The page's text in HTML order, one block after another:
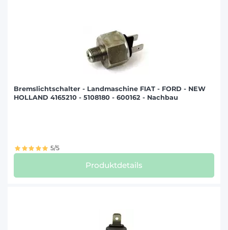
Bremslichtschalter - Landmaschine FIAT - FORD - NEW
HOLLAND 4165210 - 5108180 - 600162 - Nachbau
5/5
Produktdetails